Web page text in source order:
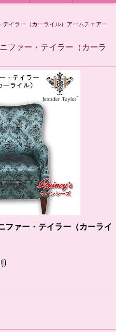
イラー（カーライル）アームチェアー
ファー・テイラー（カーラ
ァー・テイラー（カーライ
)